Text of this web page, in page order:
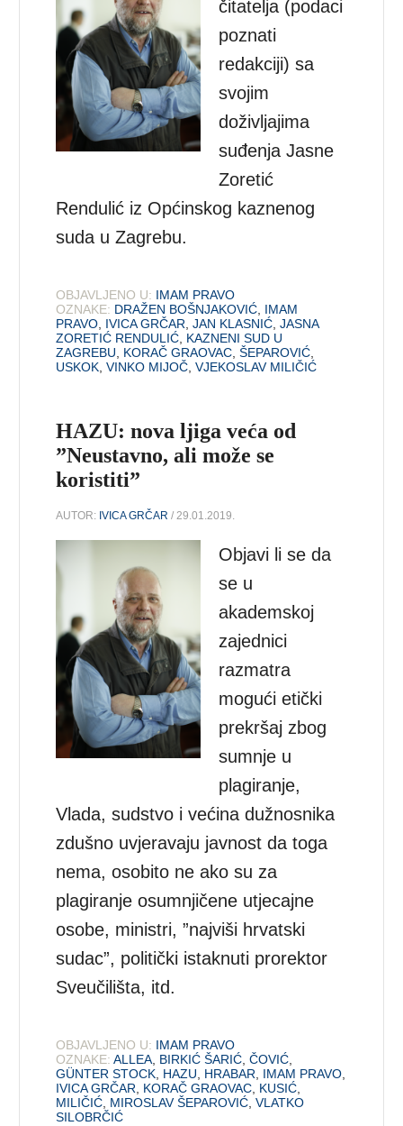
čitatelja (podaci
poznati
redakciji) sa
svojim
doživljajima
suđenja Jasne
Zoretić
Rendulić iz Općinskog kaznenog
suda u Zagrebu.
OBJAVLJENO U: IMAM PRAVO
OZNAKE: DRAŽEN BOŠNJAKOVIĆ IMAM
PRAVO IVICA GRČAR ,JAN KLASNIĆ ,JASNA
ZORETIĆ RENDULIĆ KAZNENI SUD U
ZAGREBU
KORAČ GRAOVAC ,ŠEPAROVIĆ
USKOK ,VINKO MIJOČ ,VJEKOSLAV MILIČIĆ
HAZU: nova ljiga veća od
”Neustavno, ali može se
koristiti”
AUTOR: IVICA GRČAR / 29.01.2019.
Objavi li se da
se u
akademskoj
zajednici
razmatra
mogući etički
prekršaj zbog
sumnje u
plagiranje,
Vlada, sudstvo i većina dužnosnika
zdušno uvjeravaju javnost da toga
nema, osobito ne ako su za
plagiranje osumnjičene utjecajne
osobe, ministri, ”najviši hrvatski
sudac”, politički istaknuti prorektor
Sveučilišta, itd.
OBJAVLJENO U: IMAM PRAVO
OZNAKE: ALLEA, BIRKIĆ ŠARIĆ,ČOVIĆ,
GÜNTER STOCK, HAZU, HRABAR, IMAM PRAVO,
IVICA GRČAR, KORAČ GRAOVAC, KUSIĆ,
MILIČIĆ, MIROSLAV ŠEPAROVIĆ,VLATKO
SILOBRČIĆ